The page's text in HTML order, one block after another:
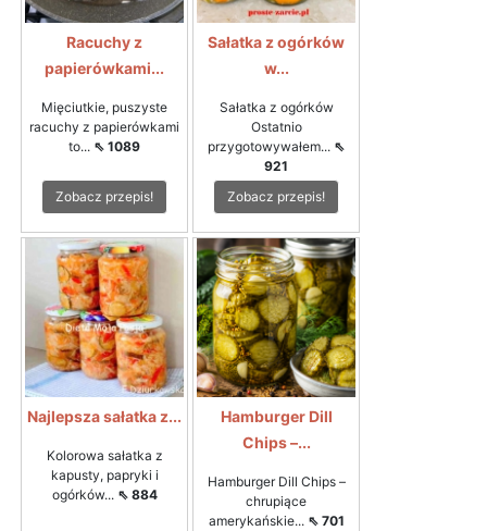
Racuchy z
papierówkami...
Mięciutkie, puszyste
racuchy z papierówkami
to... ⇖ 1089
Zobacz przepis!
Sałatka z ogórków
w...
Sałatka z ogórków
Ostatnio
przygotowywałem... ⇖
921
Zobacz przepis!
Najlepsza sałatka z...
Kolorowa sałatka z
kapusty, papryki i
ogórków... ⇖ 884
Hamburger Dill
Chips –...
Hamburger Dill Chips –
chrupiące
amerykańskie... ⇖ 701